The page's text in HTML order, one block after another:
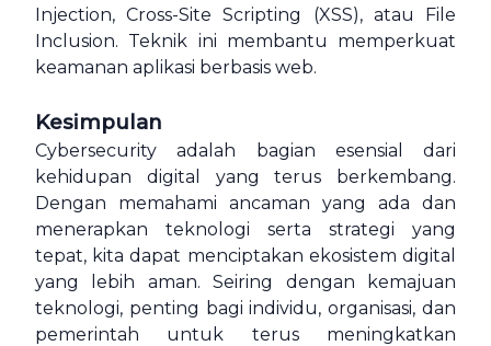
Injection, Cross-Site Scripting (XSS), atau File
Inclusion. Teknik ini membantu memperkuat
keamanan aplikasi berbasis web.
Kesimpulan
Cybersecurity adalah bagian esensial dari
kehidupan digital yang terus berkembang.
Dengan memahami ancaman yang ada dan
menerapkan teknologi serta strategi yang
tepat, kita dapat menciptakan ekosistem digital
yang lebih aman. Seiring dengan kemajuan
teknologi, penting bagi individu, organisasi, dan
pemerintah untuk terus meningkatkan